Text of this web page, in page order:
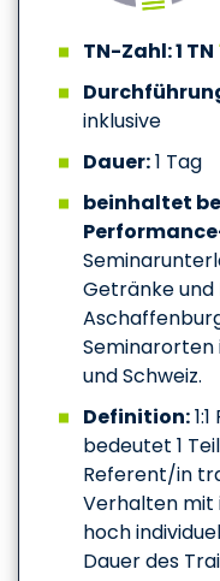
TN-Zahl: 1 TN
inklusive
Dauer:1 Tag
beinhaltet
Getränke
Seminarorten
und Schweiz.
Definition:
bedeutet 1
Referent/in
Verhalten mit
hoch
Dauer des